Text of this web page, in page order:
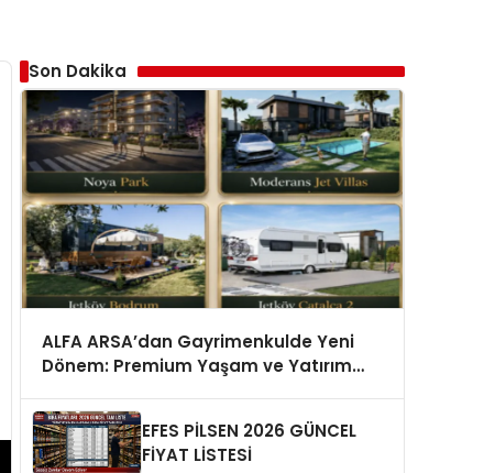
Son Dakika
ALFA ARSA’dan Gayrimenkulde Yeni
Dönem: Premium Yaşam ve Yatırım
EFES PİLSEN 2026 GÜNCEL
FİYAT LİSTESİ